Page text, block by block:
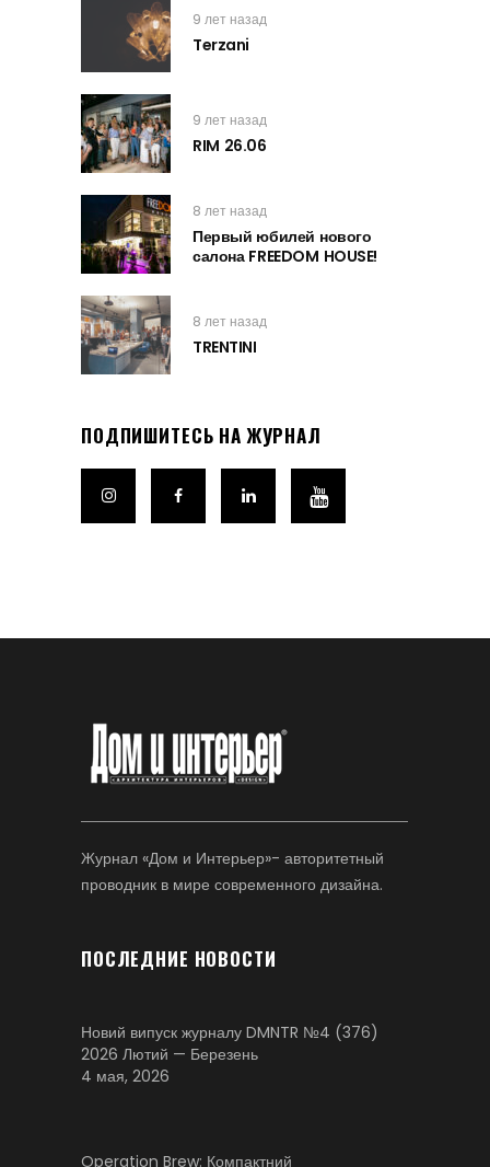
9 лет назад
Terzani
9 лет назад
RIM 26.06
8 лет назад
Первый юбилей нового
салона FREEDOM HOUSE!
8 лет назад
TRENTINI
ПОДПИШИТЕСЬ НА ЖУРНАЛ
Журнал «Дом и Интерьер»- авторитетный
проводник в мире современного дизайна.
ПОСЛЕДНИЕ НОВОСТИ
Новий випуск журналу DMNTR №4 (376)
2026 Лютий — Березень
4 мая, 2026
Operation Brew: Компактний